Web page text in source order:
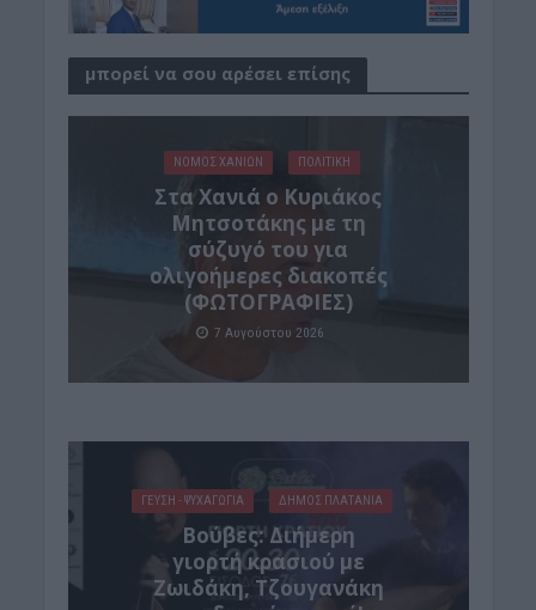
μπορεί να σου αρέσει επίσης
ΝΟΜΌΣ ΧΑΝΊΩΝ ΠΟΛΙΤΙΚΗ
Στα Χανιά ο Κυριάκος
Μητσοτάκης με τη
σύζυγό του για
ολιγοήμερες διακοπές
(ΦΩΤΟΓΡΑΦΙΕΣ)
7 Αυγούστου 2026
ΓΕΎΣΗ - ΨΥΧΑΓΩΓΊΑ ΔΉΜΟΣ ΠΛΑΤΑΝΙΆ
Βούβες: Διήμερη
γιορτή κρασιού με
Ζωιδάκη, Τζουγανάκη